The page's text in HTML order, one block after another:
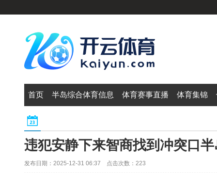
首页 半岛综合体育信息 体育赛事直播 体育集锦
违犯安静下来智商找到冲突口
发布日期：2025-12-31 06:37 点击次数：223